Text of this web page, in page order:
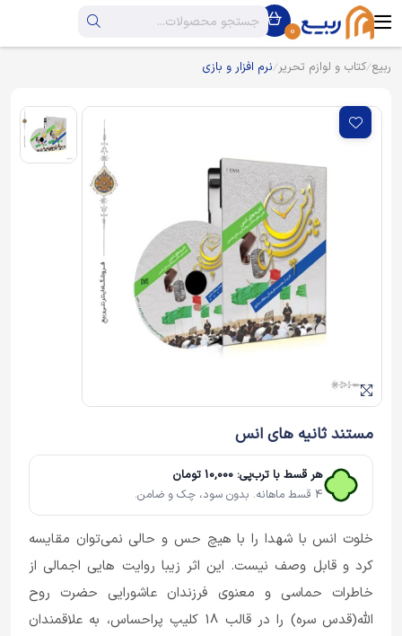
0
ربیع کتاب و لوازم تحریر نرم افزار و بازی
مستند ثانیه های انس
هر قسط با ترب‌پی: 10,000 تومان
4 قسط ماهانه. بدون سود، چک و ضامن.
خلوت انس با شهدا را با هیچ حس و حالی نمی‌توان مقایسه
کرد و قابل وصف نیست. این اثر زیبا روایت هایی اجمالی از
خاطرات حماسی و معنوی فرزندان عاشورایی حضرت روح
الله(قدس سره) را در قالب 18 کلیپ پراحساس، به علاقمندان